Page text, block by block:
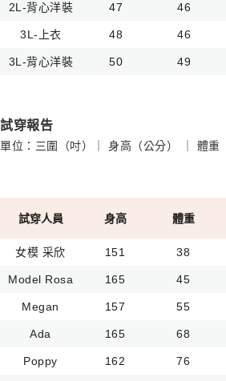
2L-背心洋裝 47 46
3L-上衣 48 46
3L-背心洋裝 50 49
試穿報告
單位：三圍（吋）｜ 身高（公分） ｜ 體重
試穿人員 身高 體重
女模 采欣 151 38
Model Rosa 165 45
Megan 157 55
Ada 165 68
Poppy 162 76